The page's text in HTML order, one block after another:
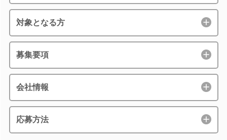
対象となる方
募集要項
会社情報
応募方法